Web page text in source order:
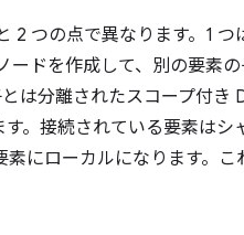
2 つの点で異なります。1
ードを作成して、別の要素
は分離されたスコープ付
。 接続されている要素はシ
素にローカルになります。